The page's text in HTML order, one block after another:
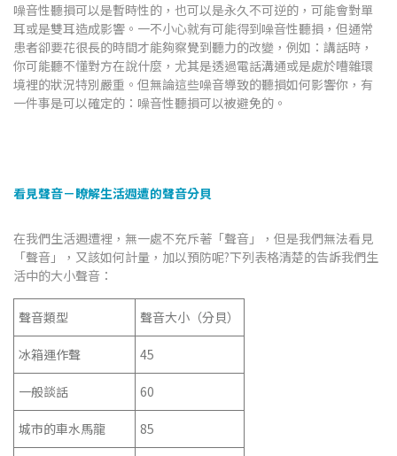
噪音性聽損可以是暫時性的，也可以是永久不可逆的，可能會對單
耳或是雙耳造成影響。一不小心就有可能得到噪音性聽損，但通常
患者卻要花很長的時間才能夠察覺到聽力的改變，例如：講話時，
你可能聽不懂對方在說什麼，尤其是透過電話溝通或是處於嘈雜環
境裡的狀況特別嚴重。但無論這些噪音導致的聽損如何影響你，有
一件事是可以確定的：噪音性聽損可以被避免的。
看見聲音－瞭解生活週遭的聲音分貝
在我們生活週遭裡，無一處不充斥著「聲音」，但是我們無法看見
「聲音」，又該如何計量，加以預防呢?下列表格清楚的告訴我們生
活中的大小聲音：
聲音類型 聲音大小（分貝）
冰箱運作聲 45
一般談話 60
城市的車水馬龍 85